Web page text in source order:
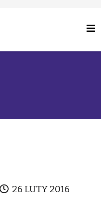
26 LUTY 2016